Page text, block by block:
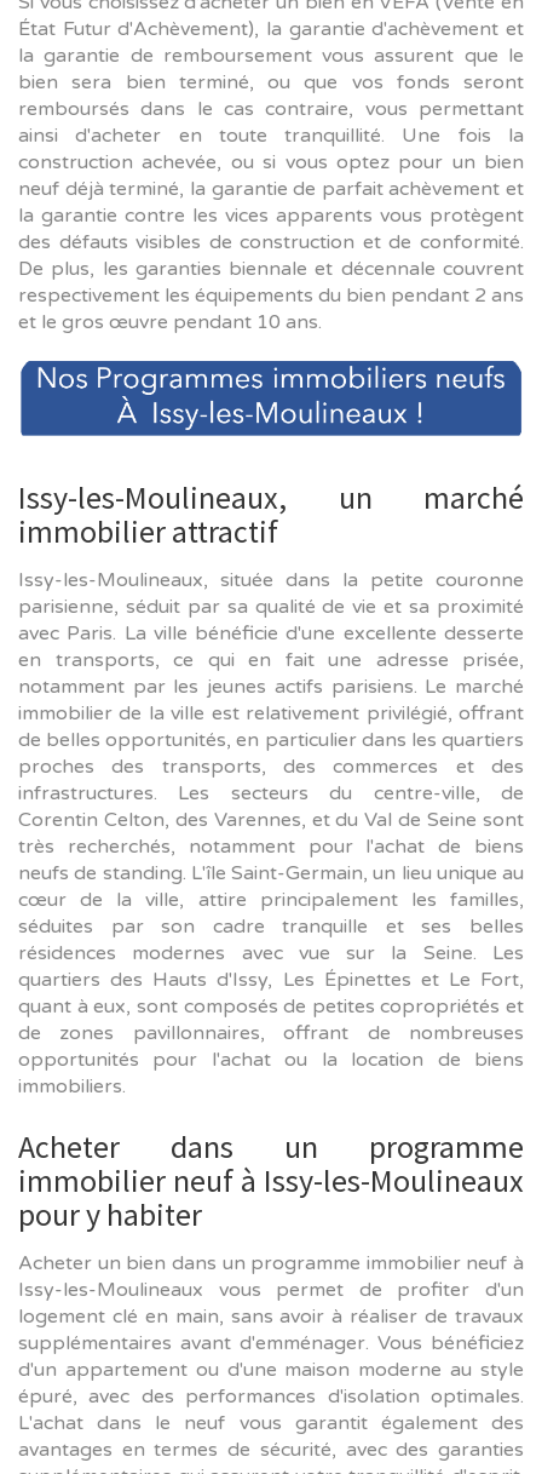
État Futur d'Achèvement), la garantie d'achèvement et
la garantie de remboursement vous assurent que le
bien sera bien terminé, ou que vos fonds seront
remboursés dans le cas contraire, vous permettant
ainsi d'acheter en toute tranquillité. Une fois la
construction achevée, ou si vous optez pour un bien
neuf déjà terminé, la garantie de parfait achèvement et
la garantie contre les vices apparents vous protègent
des défauts visibles de construction et de conformité.
De plus, les garanties biennale et décennale couvrent
respectivement les équipements du bien pendant 2 ans
et le gros œuvre pendant 10 ans.
Issy-les-Moulineaux, un marché
immobilier attractif
Issy-les-Moulineaux, située dans la petite couronne
parisienne, séduit par sa qualité de vie et sa proximité
avec Paris. La ville bénéficie d'une excellente desserte
en transports, ce qui en fait une adresse prisée,
notamment par les jeunes actifs parisiens. Le marché
immobilier de la ville est relativement privilégié, offrant
de belles opportunités, en particulier dans les quartiers
proches des transports, des commerces et des
infrastructures. Les secteurs du centre-ville, de
Corentin Celton, des Varennes, et du Val de Seine sont
très recherchés, notamment pour l'achat de biens
neufs de standing. L'île Saint-Germain, un lieu unique au
cœur de la ville, attire principalement les familles,
séduites par son cadre tranquille et ses belles
résidences modernes avec vue sur la Seine. Les
quartiers des Hauts d'Issy, Les Épinettes et Le Fort,
quant à eux, sont composés de petites copropriétés et
de zones pavillonnaires, offrant de nombreuses
opportunités pour l'achat ou la location de biens
immobiliers.
Acheter dans un programme
immobilier neuf à Issy-les-Moulineaux
pour y habiter
Acheter un bien dans un programme immobilier neuf à
Issy-les-Moulineaux vous permet de profiter d'un
logement clé en main, sans avoir à réaliser de travaux
supplémentaires avant d'emménager. Vous bénéficiez
d'un appartement ou d'une maison moderne au style
épuré, avec des performances d'isolation optimales.
L'achat dans le neuf vous garantit également des
avantages en termes de sécurité, avec des garanties